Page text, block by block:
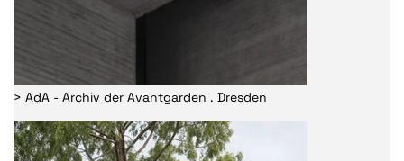
> AdA - Archiv der Avantgarden . Dresden